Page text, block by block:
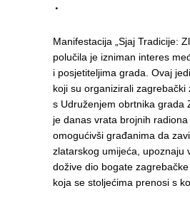
Manifestacija „Sjaj Tradicije:
polučila je izniman interes
i posjetiteljima grada. Ovaj
koji su organizirali zagrebački
s Udruženjem obrtnika grada
je danas vrata brojnih radiona
omogućivši građanima da
zlatarskog umijeća, upoznaju
dožive dio bogate
koja se stoljećima prenosi s